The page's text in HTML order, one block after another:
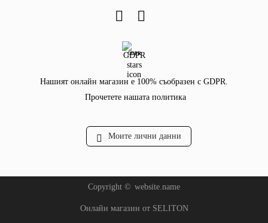
GDPR
Нашият онлайн магазин е 100% съобразен с GDPR.
Прочетете нашата политика
Моите лични данни
Copyright © website.name
Онлайн магазин от SELITON